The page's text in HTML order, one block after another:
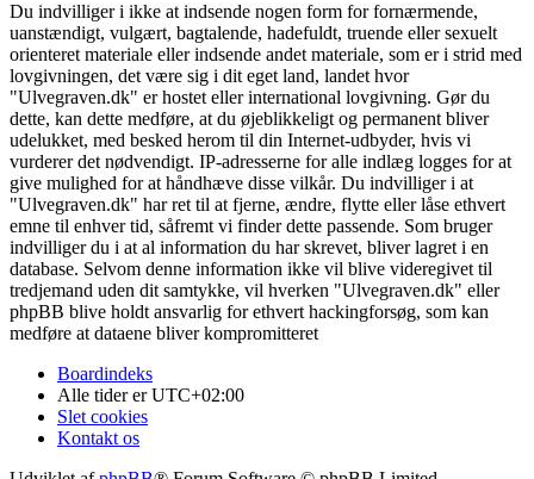
Du indvilliger i ikke at indsende nogen form for fornærmende,
uanstændigt, vulgært, bagtalende, hadefuldt, truende eller sexuelt
orienteret materiale eller indsende andet materiale, som er i strid med
lovgivningen, det være sig i dit eget land, landet hvor
"Ulvegraven.dk" er hostet eller international lovgivning. Gør du
dette, kan dette medføre, at du øjeblikkeligt og permanent bliver
udelukket, med besked herom til din Internet-udbyder, hvis vi
vurderer det nødvendigt. IP-adresserne for alle indlæg logges for at
give mulighed for at håndhæve disse vilkår. Du indvilliger i at
"Ulvegraven.dk" har ret til at fjerne, ændre, flytte eller låse ethvert
emne til enhver tid, såfremt vi finder dette passende. Som bruger
indvilliger du i at al information du har skrevet, bliver lagret i en
database. Selvom denne information ikke vil blive videregivet til
tredjemand uden dit samtykke, vil hverken "Ulvegraven.dk" eller
phpBB blive holdt ansvarlig for ethvert hackingforsøg, som kan
medføre at dataene bliver kompromitteret
Boardindeks
Alle tider erUTC+02:00
Slet cookies
Kontakt os